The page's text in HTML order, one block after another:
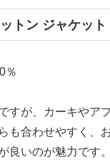
トン ジャケット
％
すが、カーキやア
も合わせやすく、
良いのが魅力です。